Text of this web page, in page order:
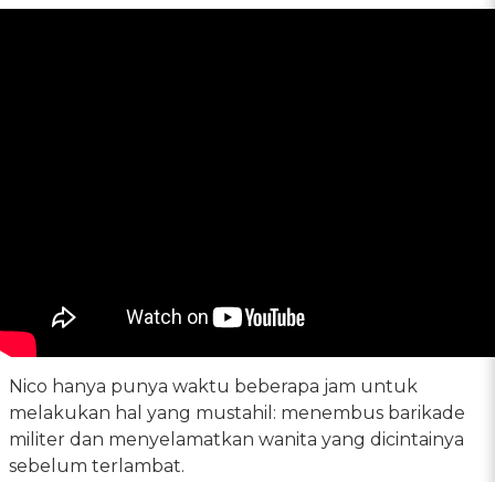
Nico hanya punya waktu beberapa jam untuk
melakukan hal yang mustahil: menembus barikade
militer dan menyelamatkan wanita yang dicintainya
sebelum terlambat.